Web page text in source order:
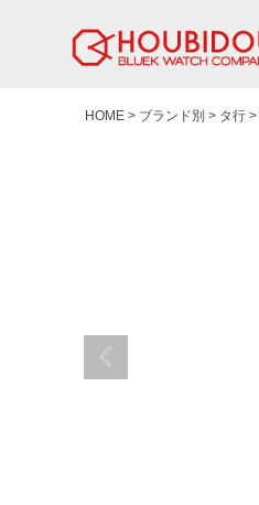
HOME ブランド別 タ行